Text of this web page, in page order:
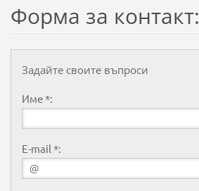
Форма за контакт:
Задайте своите въпроси
Име *:
E-mail *: